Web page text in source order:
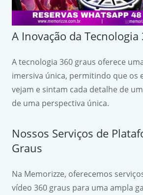
A Inovação da Tecnologia
A tecnologia 360 graus oferece
imersiva única, permitindo que os
vejam e sintam cada detalhe de
de uma perspectiva única.
Nossos Serviços de
Graus
Na Memorizze, oferecemos
vídeo 360 graus para uma ampla